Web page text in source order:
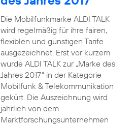
Die Mobilfunkmarke ALDI TALK
wird regelmäßig für ihre fairen,
flexiblen und günstigen Tarife
ausgezeichnet. Erst vor kurzem
wurde ALDI TALK zur „Marke des
Jahres 2017“ in der Kategorie
Mobilfunk & Telekommunikation
gekürt. Die Auszeichnung wird
jährlich von dem
Marktforschungsunternehmen